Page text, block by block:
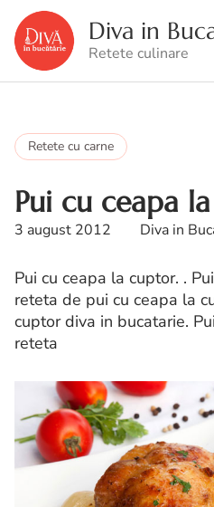
Diva in
Retete culinare
Retete cu carne
Pui cu ceapa
3 august 2012 Diva in
Pui cu ceapa la cuptor. .
reteta de pui cu ceapa la
cuptor diva in bucatarie.
reteta